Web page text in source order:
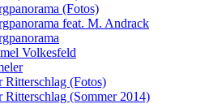
(Fotos)
feat. M. Andrack
Volkesfeld
Ritterschlag (Fotos)
Ritterschlag (Sommer 2014)